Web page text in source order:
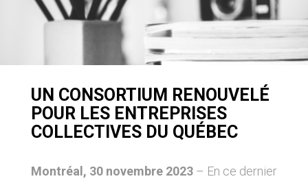
UN CONSORTIUM RENOUVELÉ
POUR LES ENTREPRISES
COLLECTIVES DU QUÉBEC
Montréal, 30 novembre 2023– En ce dernier